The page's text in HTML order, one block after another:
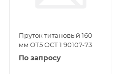
Пруток титановый 160
мм ОТ5 ОСТ 1 90107-73
По запросу